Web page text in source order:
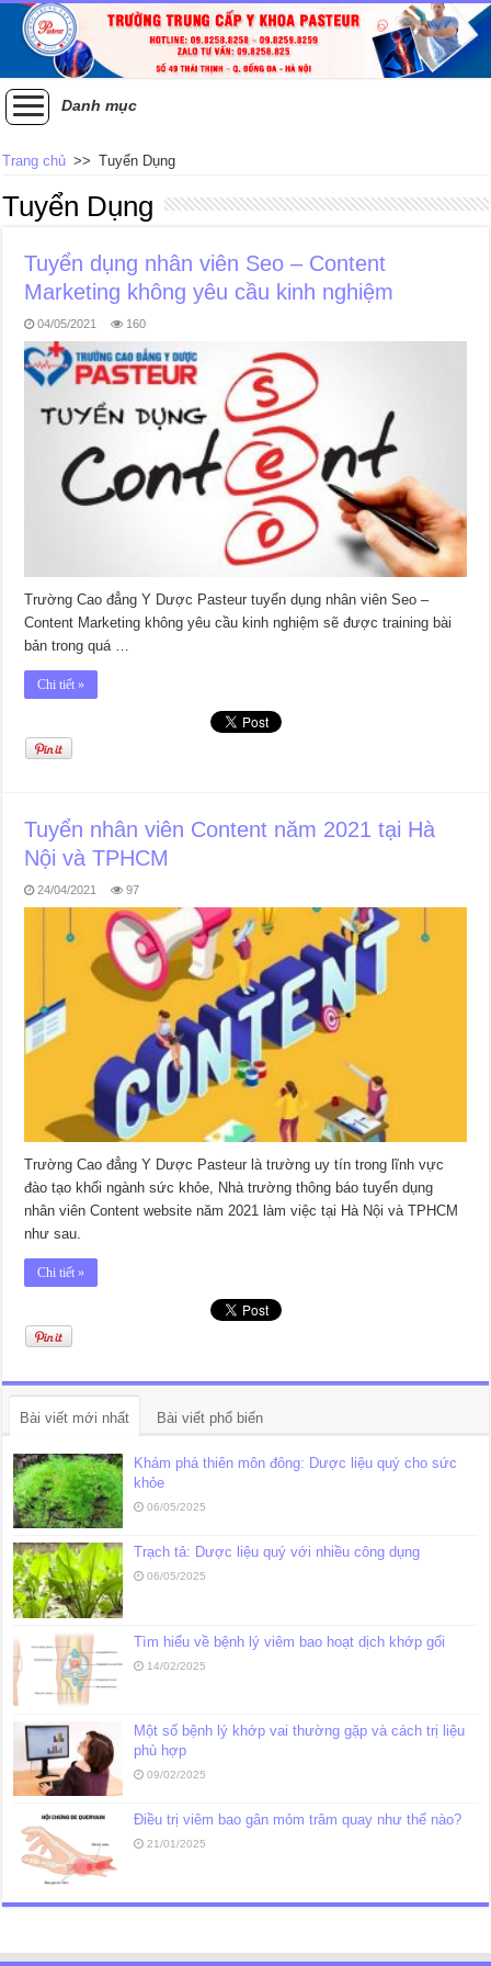
Danh mục
Trang chủ >> Tuyển Dụng
Tuyển Dụng
Tuyển dụng nhân viên Seo – Content
Marketing không yêu cầu kinh nghiệm
04/05/2021 160
Trường Cao đẳng Y Dược Pasteur tuyển dụng nhân viên Seo –
Content Marketing không yêu cầu kinh nghiệm sẽ được training bài
bản trong quá …
Chi tiết »
Tuyển nhân viên Content năm 2021 tại Hà
Nội và TPHCM
24/04/2021 97
Trường Cao đẳng Y Dược Pasteur là trường uy tín trong lĩnh vực
đào tạo khối ngành sức khỏe, Nhà trường thông báo tuyển dụng
nhân viên Content website năm 2021 làm việc tại Hà Nội và TPHCM
như sau.
Chi tiết »
Bài viết mới nhất Bài viết phổ biến
Khám phá thiên môn đông: Dược liệu quý cho sức
khỏe
06/05/2025
Trạch tả: Dược liệu quý với nhiều công dụng
06/05/2025
Tìm hiểu về bệnh lý viêm bao hoạt dịch khớp gối
14/02/2025
Một số bệnh lý khớp vai thường gặp và cách trị liệu
phù hợp
09/02/2025
Điều trị viêm bao gân mỏm trâm quay như thế nào?
21/01/2025